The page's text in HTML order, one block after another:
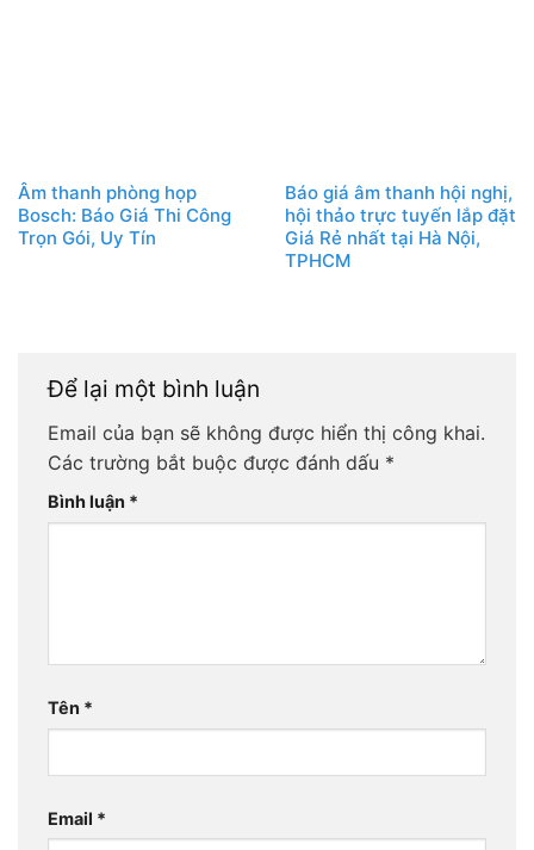
Âm thanh phòng họp
Bosch: Báo Giá Thi Công
Trọn Gói, Uy Tín
Báo giá âm thanh hội nghị,
hội thảo trực tuyến lắp đặt
Giá Rẻ nhất tại Hà Nội,
TPHCM
Để lại một bình luận
Email của bạn sẽ không được hiển thị công khai.
Các trường bắt buộc được đánh dấu *
Bình luận *
Tên *
Email *